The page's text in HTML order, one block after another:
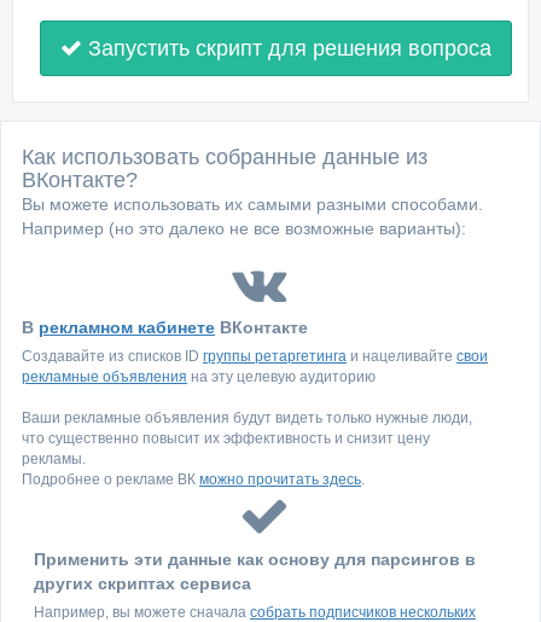
Запустить скрипт для решения вопроса
Как использовать собранные данные из
ВКонтакте?
Вы можете использовать их самыми разными способами.
Например (но это далеко не все возможные варианты):
В рекламном кабинете ВКонтакте
Создавайте из списков ID группы ретаргетинга и нацеливайте свои
рекламные объявления на эту целевую аудиторию
Ваши рекламные объявления будут видеть только нужные люди,
что существенно повысит их эффективность и снизит цену
рекламы.
Подробнее о рекламе ВК можно прочитать здесь.
Применить эти данные как основу для парсингов в
других скриптах сервиса
Например, вы можете сначала собрать подписчиков нескольких